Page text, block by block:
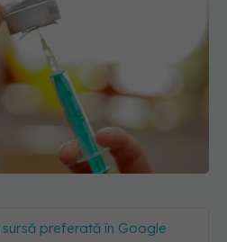
preferată în Google